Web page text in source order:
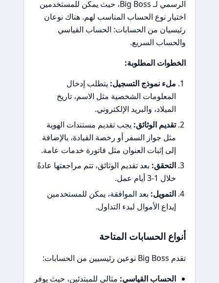
الرسمي لـ Big Boss، حيث يمكن للمستخدمين
اختيار نوع الحساب المناسب لهم. هناك نوعان
رئيسيان من الحسابات: الحساب القياسي
والحساب السريع.
الخطوات المطلوبة:
ملء نموذج التسجيل: يتطلب إدخال
المعلومات الشخصية مثل الاسم، تاريخ
الميلاد، والبريد الإلكتروني.
تقديم الوثائق: يجب تقديم مستندات الهوية
مثل جواز السفر أو رخصة القيادة، بالإضافة
إلى إثبات العنوان مثل فاتورة خدمات عامة.
التحقق: بعد تقديم الوثائق، تتم مراجعتها عادةً
خلال 1-3 أيام عمل.
التمويل: بعد الموافقة، يمكن للمستخدمين
إيداع الأموال لبدء التداول.
أنواع الحسابات المتاحة
تقدم Big Boss نوعين رئيسيين من الحسابات:
الحساب القياسي: مثالي للمبتدئين، حيث يوفر